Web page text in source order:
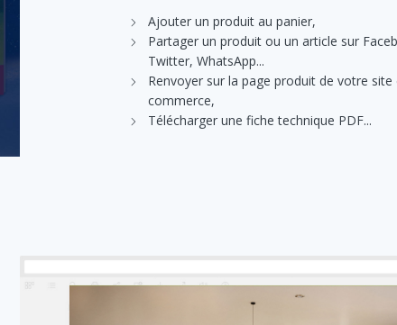
Ajouter un produit au panier,
Partager un produit ou un article sur
Twitter, WhatsApp...
Renvoyer sur la page produit de votre site
commerce,
Télécharger une fiche technique PDF...